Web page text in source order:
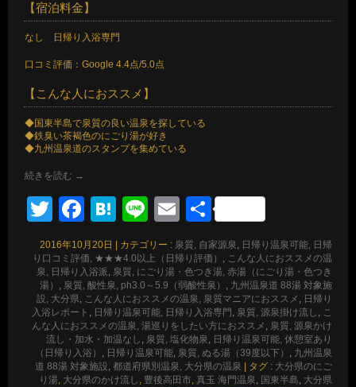
【宿泊料金】
なし 日帰り入浴専門
口コミ評価：Google 4.4点/5.0点
【こんな人におススメ】
◆国東半島で泉質の良い温泉を探している
◆鉄臭い茶褐色のにごり湯が好き
◆九州温泉道のスタンプを集めている
続きを読む →
TwitterFacebook
Hatena
LineEmail
共
有
2016年10月20日 カテゴリー : 泉質, 自家源泉, 日帰り温泉可能, 日帰
り口コミ評価, ★★★4.0以上（日帰り評価） , こんな人におススメの温
泉, 日帰り入浴派, 泉質, にごり湯・色つき湯, 赤湯（にごり湯・色つき
湯） , 泉質, 酸性泉, ph3.0～5.9（弱酸性泉） , 九州温泉道 88湯 対象施
設, 大分県, こんな人におススメの温泉, 泉質マニアにおススメ , 日帰り
入浴レポート , 日帰り温泉可能, 日帰り入浴専門 , 泉質, 源泉掛け流し , こ
んな人におススメの温泉, 湯巡りをしたい方におススメ , 泉質, 源泉かけ
流し・加水・加温なし , 泉質, 塩化物泉, 日帰り温泉可能, 休憩室あり
（日帰り入浴） , 日帰り温泉可能, 泉質, ぬる湯（39度以下） , 九州温泉
道 88湯 対象施設, 都道府県別温泉, 大分県の温泉 タグ : 大分県のにご
り湯, 大分県のかけ流し , 豊後高田市, 真玉 海門温泉, 国東半島, 大分県